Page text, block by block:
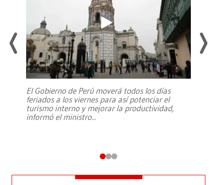
El Gobierno de Perú moverá todos los días
feriados a los viernes para así potenciar el
turismo interno y mejorar la productividad,
informó el ministro...